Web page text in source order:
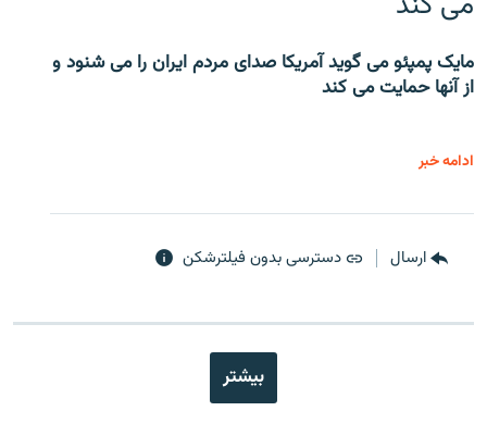
مایک پمپئو می گوید آمریکا صدای مردم ایران را می شنود و
از آنها حمایت می کند
ادامه خبر
ارسال دسترسی بدون فیلترشکن
بیشتر